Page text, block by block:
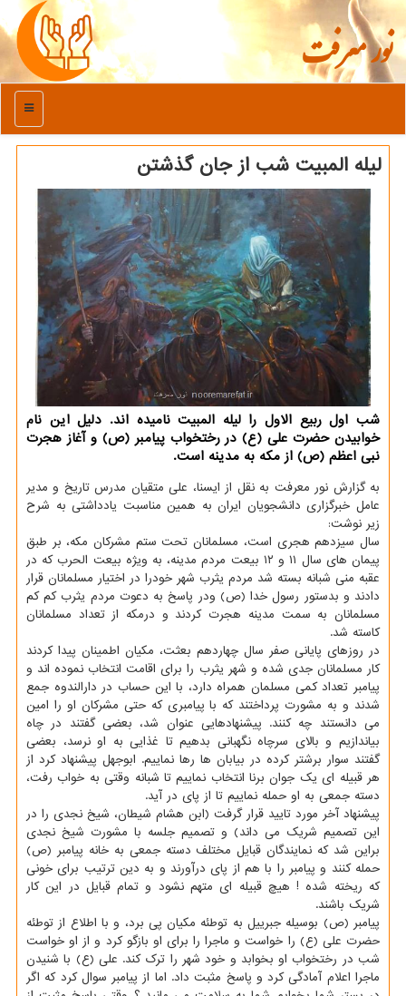
نور معرفت
منو
لیله المبیت شب از جان گذشتن
شب اول ربیع الاول را لیله المبیت نامیده اند. دلیل این نام
خوابیدن حضرت علی (ع) در رختخواب پیامبر (ص) و آغاز هجرت
نبی اعظم (ص) از مكه به مدینه است.
به گزارش نور معرفت به نقل از ایسنا، علی متقیان مدرس تاریخ و مدیر
عامل خبرگزاری دانشجویان ایران به همین مناسبت یادداشتی به شرح
زیر نوشت:
سال سیزدهم هجری است، مسلمانان تحت ستم مشرکان مکه، بر طبق
پیمان های سال ۱۱ و ۱۲ بیعت مردم مدینه، به ویژه بیعت الحرب که در
عقبه منی شبانه بسته شد مردم یثرب شهر خودرا در اختیار مسلمانان قرار
دادند و بدستور رسول خدا (ص) ودر پاسخ به دعوت مردم یثرب کم کم
مسلمانان به سمت مدینه هجرت کردند و درمکه از تعداد مسلمانان
کاسته شد.
در روزهای پایانی صفر سال چهاردهم بعثت، مکیان اطمینان پیدا کردند
کار مسلمانان جدی شده و شهر یثرب را برای اقامت انتخاب نموده اند و
پیامبر تعداد کمی مسلمان همراه دارد، با این حساب در دارالندوه جمع
شدند و به مشورت پرداختند که با پیامبری که حتی مشرکان او را امین
می دانستند چه کنند. پیشنهادهایی عنوان شد، بعضی گفتند در چاه
بیاندازیم و بالای سرچاه نگهبانی بدهیم تا غذایی به او نرسد، بعضی
گفتند سوار برشتر کرده در بیابان ها رها نماییم. ابوجهل پیشنهاد کرد از
هر قبیله ای یک جوان برنا انتخاب نماییم تا شبانه وقتی به خواب رفت،
دسته جمعی به او حمله نماییم تا از پای در آید.
پیشنهاد آخر مورد تایید قرار گرفت (ابن هشام شیطان، شیخ نجدی را در
این تصمیم شریک می داند) و تصمیم جلسه با مشورت شیخ نجدی
براین شد که نمایندگان قبایل مختلف دسته جمعی به خانه پیامبر (ص)
حمله کنند و پیامبر را با هم از پای درآورند و به دین ترتیب برای خونی
که ریخته شده ! هیچ قبیله ای متهم نشود و تمام قبایل در این کار
شریک باشند.
پیامبر (ص) بوسیله جبرییل به توطئه مکیان پی برد، و با اطلاع از توطئه
حضرت علی (ع) را خواست و ماجرا را برای او بازگو کرد و از او خواست
شب در رختخواب او بخوابد و خود شهر را ترک کند. علی (ع) با شنیدن
ماجرا اعلام آمادگی کرد و پاسخ مثبت داد. اما از پیامبر سوال کرد که اگر